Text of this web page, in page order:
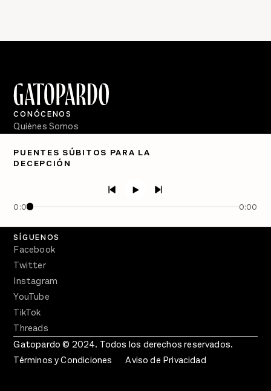
PUENTES SÚBITOS PARA LA
DECEPCIÓN
0:00 0:00
CONÓCENOS
Quiénes Somos
PÓDCASTS
Crecer en Distopía
SÍGUENOS
Facebook
Twitter
Instagram
YouTube
TikTok
Threads
Gatopardo © 2024. Todos los derechos reservados.
Términos y Condiciones
Aviso de Privacidad